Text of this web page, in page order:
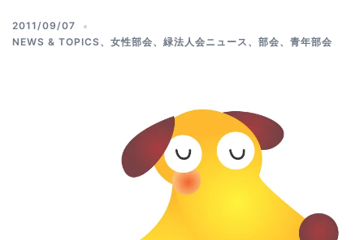
2011/09/07
NEWS & TOPICS、 女性部会、 緑法人会ニュース 、 部会、 青年部会